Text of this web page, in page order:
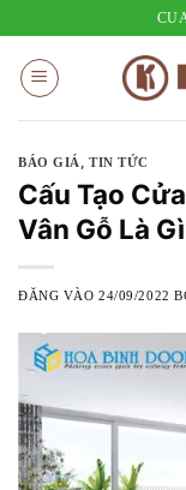
nội
dung
BÁO GIÁ ,TIN TỨC
Cấu Tạo
Vân Gỗ Là
ĐĂNG VÀO24/09/2022